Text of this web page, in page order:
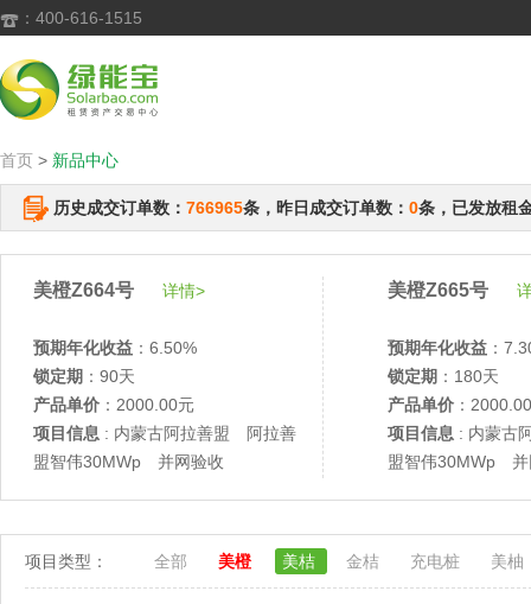
 ：400-616-1515
首页 > 新品中心
历史成交订单数： 766965条，昨日成交订单数： 0条，已发放租
美橙Z664号 详情>
预期年化收益 ：6.50%
锁定期 ：90天
产品单价 ：2000.00元
项目信息 : 内蒙古阿拉善盟 阿拉善
盟智伟30MWp 并网验收
美橙Z665号
预期年化收益 ：
锁定期 ：180天
产品单价 ：
项目信息 : 内蒙古
盟智伟30MWp 并
项目类型： 全部 美橙 美桔 金桔 充电桩 美柚